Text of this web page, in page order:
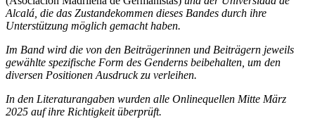
Alcalá, die das Zustandekommen dieses Bandes durch ihre
Unterstützung möglich gemacht haben.
Im Band wird die von den Beiträgerinnen und Beiträgern jeweils
gewählte spezifische Form des Genderns beibehalten, um den
diversen Positionen Ausdruck zu verleihen.
In den Literaturangaben wurden alle Onlinequellen Mitte März
2025 auf ihre Richtigkeit überprüft.